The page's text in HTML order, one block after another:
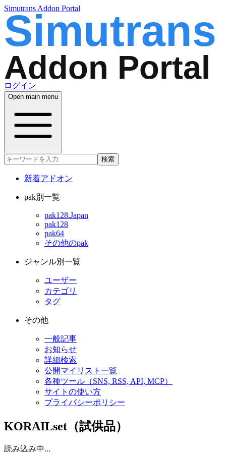
Simutrans Addon Portal
ログイン
Open main menu
検索
新着アドオン
pak別一覧
pak128.Japan
pak128
pak64
その他のpak
ジャンル別一覧
ユーザー
カテゴリ
タグ
その他
一般記事
お知らせ
詳細検索
公開マイリスト一覧
各種ツール（SNS, RSS, API, MCP）
サイトの使い方
プライバシーポリシー
KORAILset（試供品）
読み込み中...